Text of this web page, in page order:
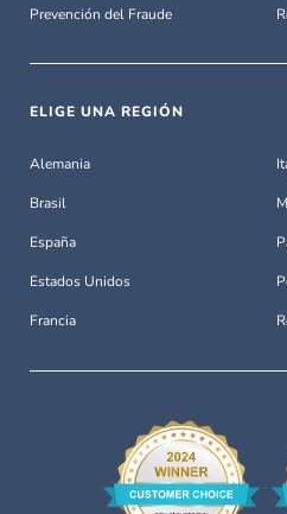
Prevención del Fraude
ELIGE UNA REGIÓN
Alemania
Brasil
España
Estados Unidos
Francia